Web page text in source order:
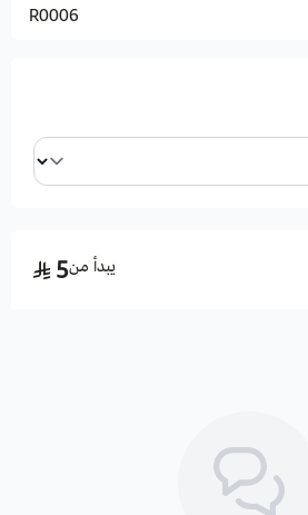
R0006
يبدأ من5